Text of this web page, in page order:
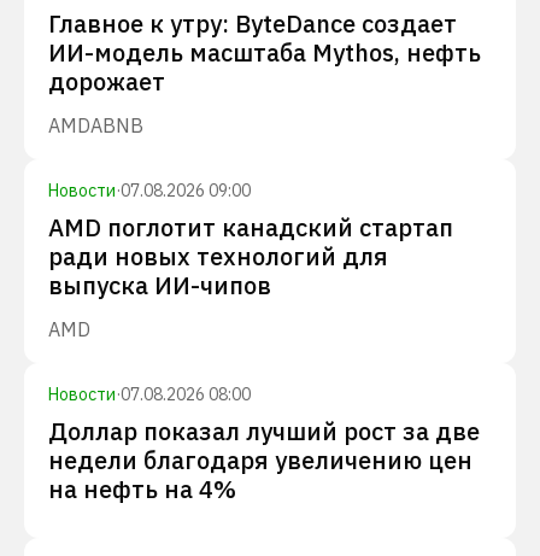
Главное к утру: ByteDance создает
ИИ-модель масштаба Mythos, нефть
дорожает
AMDABNB
Новости·07.08.2026 09:00
AMD поглотит канадский стартап
ради новых технологий для
выпуска ИИ-чипов
AMD
Новости·07.08.2026 08:00
Доллар показал лучший рост за две
недели благодаря увеличению цен
на нефть на 4%